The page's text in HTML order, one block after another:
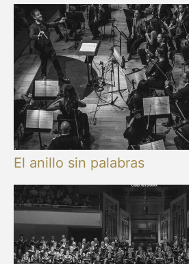
El anillo sin palabras